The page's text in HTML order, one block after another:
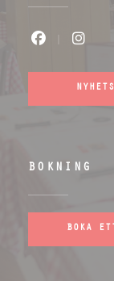
BOKNING
BOKA